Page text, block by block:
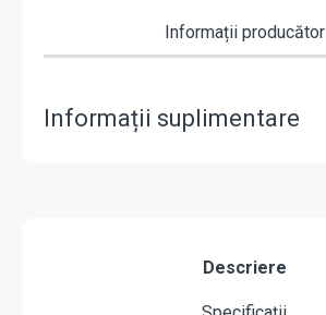
Informații producător
Informații suplimentare
Descriere